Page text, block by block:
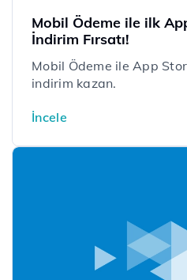
Mobil Ödeme ile ilk
İndirim Fırsatı!
Mobil Ödeme ile App
indirim kazan.
İncele